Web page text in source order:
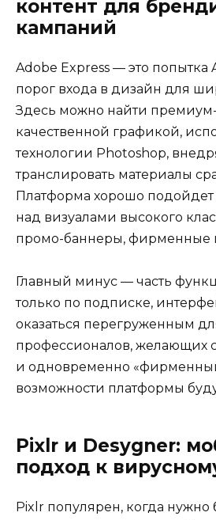
контент для
кампаний
Adobe Express — это попытка
порог входа в дизайн для
Здесь можно найти
качественной графикой,
технологии Photoshop,
транслировать материалы
Платформа хорошо подойдет
над визуалами высокого
промо-баннеры, фирменные
Главный минус — часть
только по подписке,
оказаться перегруженным
профессионалов, желающих
и одновременно
возможности платформы
Pixlr и Desygner:
подход к
Pixlr популярен, когда нужно